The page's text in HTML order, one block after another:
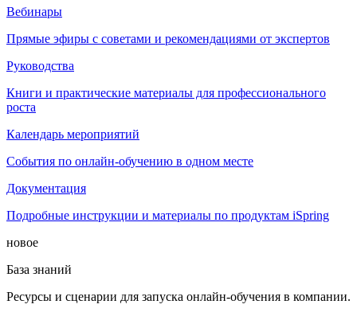
Вебинары
Прямые эфиры с советами и рекомендациями от экспертов
Руководства
Книги и практические материалы для профессионального
роста
Календарь мероприятий
События по онлайн-обучению в одном месте
Документация
Подробные инструкции и материалы по продуктам iSpring
новое
База знаний
Ресурсы и сценарии для запуска онлайн-обучения в компании.